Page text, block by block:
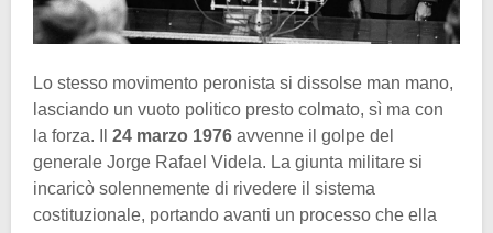
Lo stesso movimento peronista si dissolse man mano,
lasciando un vuoto politico presto colmato, sì ma con
la forza. Il 24 marzo 1976 avvenne il golpe del
generale Jorge Rafael Videla. La giunta militare si
incaricò solennemente di rivedere il sistema
costituzionale, portando avanti un processo che ella